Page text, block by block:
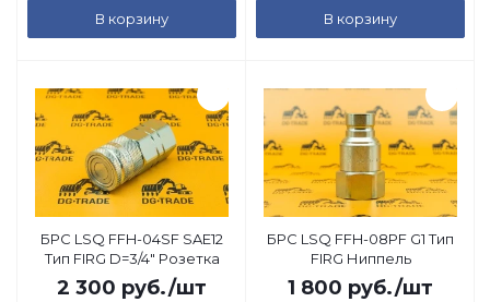
В корзину В корзину
БРС LSQ FFH-04SF SAE12
Тип FIRG D=3/4" Розетка
2 300 руб./шт
БРС LSQ FFH-08PF G1 Тип
FIRG Ниппель
1 800 руб./шт